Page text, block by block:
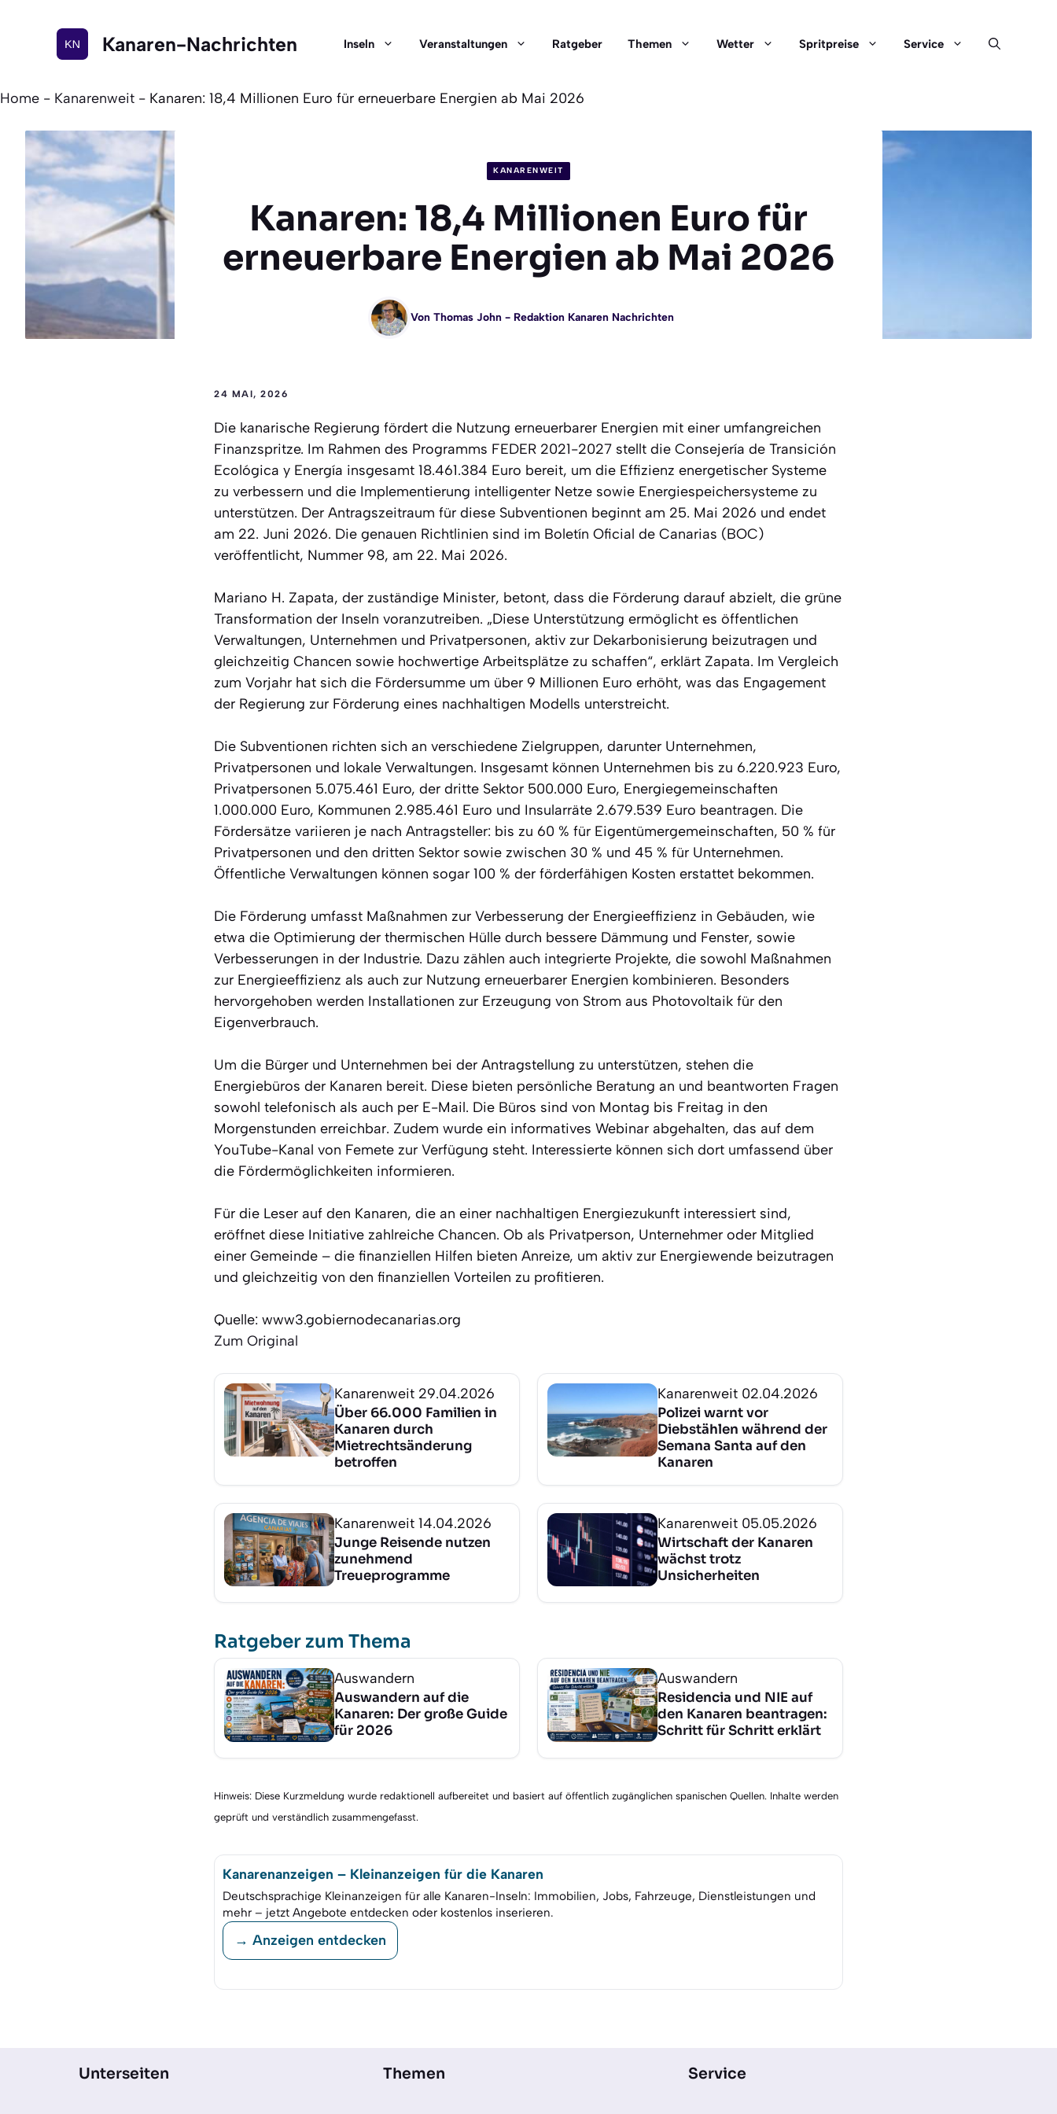
Kanaren-Nachrichten Inseln Veranstaltungen Ratgeber Themen Wetter Spritpreise Service
Home - Kanarenweit - Kanaren: 18,4 Millionen Euro für erneuerbare Energien ab Mai 2026
KANARENWEIT
Kanaren: 18,4 Millionen Euro für
erneuerbare Energien ab Mai 2026
Von Thomas John- Redaktion Kanaren Nachrichten
24 MAI, 2026
Die kanarische Regierung fördert die Nutzung erneuerbarer Energien mit einer umfangreichen
Finanzspritze. Im Rahmen des Programms FEDER 2021-2027 stellt die Consejería de Transición
Ecológica y Energía insgesamt 18.461.384 Euro bereit, um die Effizienz energetischer Systeme
zu verbessern und die Implementierung intelligenter Netze sowie Energiespeichersysteme zu
unterstützen. Der Antragszeitraum für diese Subventionen beginnt am 25. Mai 2026 und endet
am 22. Juni 2026. Die genauen Richtlinien sind im Boletín Oficial de Canarias (BOC)
veröffentlicht, Nummer 98, am 22. Mai 2026.
Mariano H. Zapata, der zuständige Minister, betont, dass die Förderung darauf abzielt, die grüne
Transformation der Inseln voranzutreiben. „Diese Unterstützung ermöglicht es öffentlichen
Verwaltungen, Unternehmen und Privatpersonen, aktiv zur Dekarbonisierung beizutragen und
gleichzeitig Chancen sowie hochwertige Arbeitsplätze zu schaffen“, erklärt Zapata. Im Vergleich
zum Vorjahr hat sich die Fördersumme um über 9 Millionen Euro erhöht, was das Engagement
der Regierung zur Förderung eines nachhaltigen Modells unterstreicht.
Die Subventionen richten sich an verschiedene Zielgruppen, darunter Unternehmen,
Privatpersonen und lokale Verwaltungen. Insgesamt können Unternehmen bis zu 6.220.923 Euro,
Privatpersonen 5.075.461 Euro, der dritte Sektor 500.000 Euro, Energiegemeinschaften
1.000.000 Euro, Kommunen 2.985.461 Euro und Insularräte 2.679.539 Euro beantragen. Die
Fördersätze variieren je nach Antragsteller: bis zu 60 % für Eigentümergemeinschaften, 50 % für
Privatpersonen und den dritten Sektor sowie zwischen 30 % und 45 % für Unternehmen.
Öffentliche Verwaltungen können sogar 100 % der förderfähigen Kosten erstattet bekommen.
Die Förderung umfasst Maßnahmen zur Verbesserung der Energieeffizienz in Gebäuden, wie
etwa die Optimierung der thermischen Hülle durch bessere Dämmung und Fenster, sowie
Verbesserungen in der Industrie. Dazu zählen auch integrierte Projekte, die sowohl Maßnahmen
zur Energieeffizienz als auch zur Nutzung erneuerbarer Energien kombinieren. Besonders
hervorgehoben werden Installationen zur Erzeugung von Strom aus Photovoltaik für den
Eigenverbrauch.
Um die Bürger und Unternehmen bei der Antragstellung zu unterstützen, stehen die
Energiebüros der Kanaren bereit. Diese bieten persönliche Beratung an und beantworten Fragen
sowohl telefonisch als auch per E-Mail. Die Büros sind von Montag bis Freitag in den
Morgenstunden erreichbar. Zudem wurde ein informatives Webinar abgehalten, das auf dem
YouTube-Kanal von Femete zur Verfügung steht. Interessierte können sich dort umfassend über
die Fördermöglichkeiten informieren.
Für die Leser auf den Kanaren, die an einer nachhaltigen Energiezukunft interessiert sind,
eröffnet diese Initiative zahlreiche Chancen. Ob als Privatperson, Unternehmer oder Mitglied
einer Gemeinde – die finanziellen Hilfen bieten Anreize, um aktiv zur Energiewende beizutragen
und gleichzeitig von den finanziellen Vorteilen zu profitieren.
Quelle: www3.gobiernodecanarias.org
Zum Original
Kanarenweit 29.04.2026
Über 66.000 Familien in
Kanaren durch
Mietrechtsänderung
betroffen
Kanarenweit 02.04.2026
Polizei warnt vor
Diebstählen während der
Semana Santa auf den
Kanaren
Kanarenweit 14.04.2026
Junge Reisende nutzen
zunehmend
Treueprogramme
Kanarenweit 05.05.2026
Wirtschaft der Kanaren
wächst trotz
Unsicherheiten
Ratgeber zum Thema
Auswandern
Auswandern auf die
Kanaren: Der große Guide
für 2026
Auswandern
Residencia und NIE auf
den Kanaren beantragen:
Schritt für Schritt erklärt
Hinweis: Diese Kurzmeldung wurde redaktionell aufbereitet und basiert auf öffentlich zugänglichen spanischen Quellen. Inhalte werden
geprüft und verständlich zusammengefasst.
Kanarenanzeigen – Kleinanzeigen für die Kanaren
Deutschsprachige Kleinanzeigen für alle Kanaren-Inseln: Immobilien, Jobs, Fahrzeuge, Dienstleistungen und
mehr – jetzt Angebote entdecken oder kostenlos inserieren.
→ Anzeigen entdecken
Unterseiten Themen Service